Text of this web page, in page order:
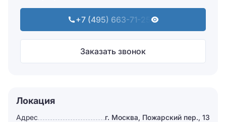
+7 (495) 663-71-25
Заказать звонок
Локация
Адрес г. Москва, Пожарский пер., 13